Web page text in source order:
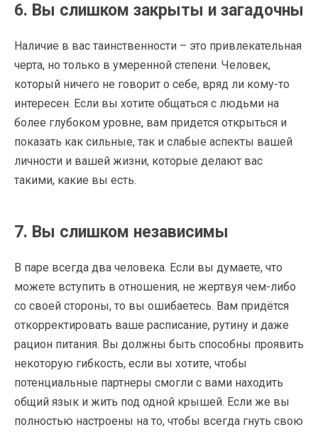
6. Вы слишком закрыты и загадочны
Наличие в вас таинственности – это привлекательная
черта, но только в умеренной степени. Человек,
который ничего не говорит о себе, вряд ли кому-то
интересен. Если вы хотите общаться с людьми на
более глубоком уровне, вам придется открыться и
показать как сильные, так и слабые аспекты вашей
личности и вашей жизни, которые делают вас
такими, какие вы есть.
7. Вы слишком независимы
В паре всегда два человека. Если вы думаете, что
можете вступить в отношения, не жертвуя чем-либо
со своей стороны, то вы ошибаетесь. Вам придётся
откорректировать ваше расписание, рутину и даже
рацион питания. Вы должны быть способны проявить
некоторую гибкость, если вы хотите, чтобы
потенциальные партнеры смогли с вами находить
общий язык и жить под одной крышей. Если же вы
полностью настроены на то, чтобы всегда гнуть свою